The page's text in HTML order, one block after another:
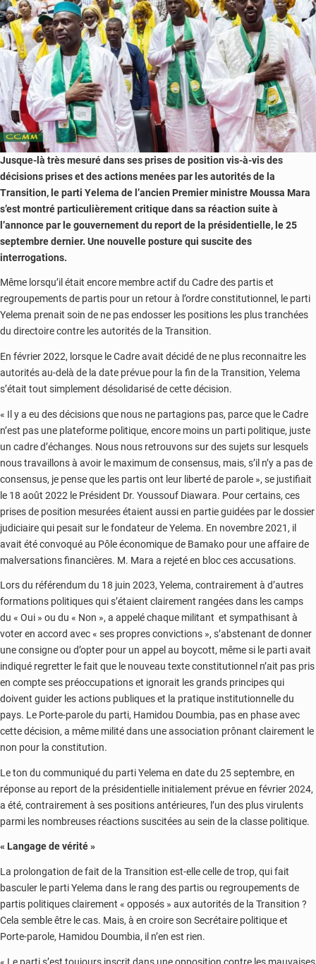
Jusque-là très mesuré dans ses prises de position vis-à-vis des
décisions prises et des actions menées par les autorités de la
Transition, le parti Yelema de l’ancien Premier ministre Moussa Mara
s’est montré particulièrement critique dans sa réaction suite à
l’annonce par le gouvernement du report de la présidentielle, le 25
septembre dernier. Une nouvelle posture qui suscite des
interrogations.
Même lorsqu’il était encore membre actif du Cadre des partis et
regroupements de partis pour un retour à l’ordre constitutionnel, le parti
Yelema prenait soin de ne pas endosser les positions les plus tranchées
du directoire contre les autorités de la Transition.
En février 2022, lorsque le Cadre avait décidé de ne plus reconnaitre les
autorités au-delà de la date prévue pour la fin de la Transition, Yelema
s’était tout simplement désolidarisé de cette décision.
« Il y a eu des décisions que nous ne partagions pas, parce que le Cadre
n’est pas une plateforme politique, encore moins un parti politique, juste
un cadre d’échanges. Nous nous retrouvons sur des sujets sur lesquels
nous travaillons à avoir le maximum de consensus, mais, s’il n’y a pas de
consensus, je pense que les partis ont leur liberté de parole », se justifiait
le 18 août 2022 le Président Dr. Youssouf Diawara. Pour certains, ces
prises de position mesurées étaient aussi en partie guidées par le dossier
judiciaire qui pesait sur le fondateur de Yelema. En novembre 2021, il
avait été convoqué au Pôle économique de Bamako pour une affaire de
malversations financières. M. Mara a rejeté en bloc ces accusations.
Lors du référendum du 18 juin 2023, Yelema, contrairement à d’autres
formations politiques qui s’étaient clairement rangées dans les camps
du « Oui » ou du « Non », a appelé chaque militant et sympathisant à
voter en accord avec « ses propres convictions », s’abstenant de donner
une consigne ou d’opter pour un appel au boycott, même si le parti avait
indiqué regretter le fait que le nouveau texte constitutionnel n’ait pas pris
en compte ses préoccupations et ignorait les grands principes qui
doivent guider les actions publiques et la pratique institutionnelle du
pays. Le Porte-parole du parti, Hamidou Doumbia, pas en phase avec
cette décision, a même milité dans une association prônant clairement le
non pour la constitution.
Le ton du communiqué du parti Yelema en date du 25 septembre, en
réponse au report de la présidentielle initialement prévue en février 2024,
a été, contrairement à ses positions antérieures, l’un des plus virulents
parmi les nombreuses réactions suscitées au sein de la classe politique.
« Langage de vérité »
La prolongation de fait de la Transition est-elle celle de trop, qui fait
basculer le parti Yelema dans le rang des partis ou regroupements de
partis politiques clairement « opposés » aux autorités de la Transition ?
Cela semble être le cas. Mais, à en croire son Secrétaire politique et
Porte-parole, Hamidou Doumbia, il n’en est rien.
« Le parti s’est toujours inscrit dans une opposition contre les mauvaises